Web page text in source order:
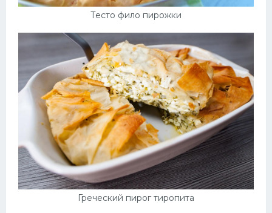
Тесто фило пирожки
Греческий пирог тиропита